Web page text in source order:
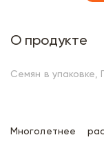
О продукте
Семян в упаковке,
Многолетнее